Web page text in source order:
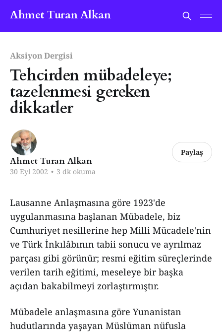
Ahmet Turan Alkan
Aksiyon Dergisi
Tehcirden mübadeleye;
tazelenmesi gereken
dikkatler
Ahmet Turan Alkan
30 Eyl 2002 • 3 dk okuma
Paylaş
Lausanne Anlaşmasına göre 1923'de
uygulanmasına başlanan Mübadele, biz
Cumhuriyet nesillerine hep Milli Mücadele'nin
ve Türk İnkılâbının tabii sonucu ve ayrılmaz
parçası gibi görünür; resmi eğitim süreçlerinde
verilen tarih eğitimi, meseleye bir başka
açıdan bakabilmeyi zorlaştırmıştır.
Mübadele anlaşmasına göre Yunanistan
hudutlarında yaşayan Müslüman nüfusla